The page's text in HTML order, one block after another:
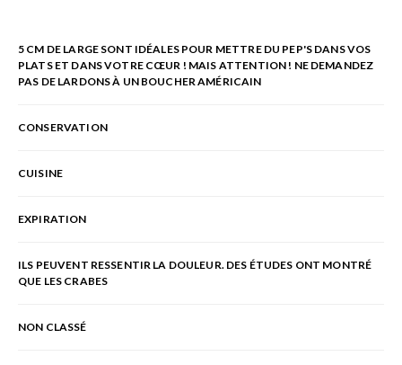
5 CM DE LARGE SONT IDÉALES POUR METTRE DU PEP'S DANS VOS
PLATS ET DANS VOTRE CŒUR ! MAIS ATTENTION ! NE DEMANDEZ
PAS DE LARDONS À UN BOUCHER AMÉRICAIN
CONSERVATION
CUISINE
EXPIRATION
ILS PEUVENT RESSENTIR LA DOULEUR. DES ÉTUDES ONT MONTRÉ
QUE LES CRABES
NON CLASSÉ